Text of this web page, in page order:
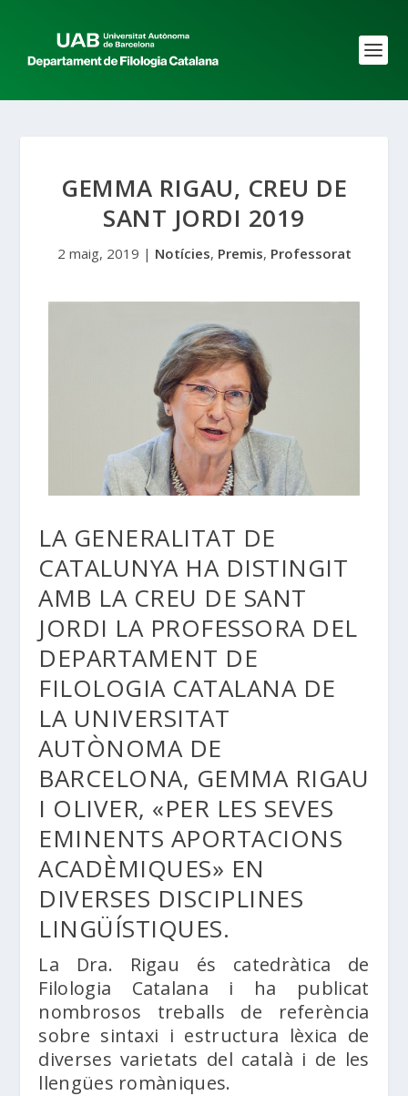
GEMMA RIGAU, CREU DE
SANT JORDI 2019
2 maig, 2019 | Notícies, Premis, Professorat
LA GENERALITAT DE
CATALUNYA HA DISTINGIT
AMB LA CREU DE SANT
JORDI LA PROFESSORA DEL
DEPARTAMENT DE
FILOLOGIA CATALANA DE
LA UNIVERSITAT
AUTÒNOMA DE
BARCELONA, GEMMA RIGAU
I OLIVER, «PER LES SEVES
EMINENTS APORTACIONS
ACADÈMIQUES» EN
DIVERSES DISCIPLINES
LINGÜÍSTIQUES.
La Dra. Rigau és catedràtica de
Filologia Catalana i ha publicat
nombrosos treballs de referència
sobre sintaxi i estructura lèxica de
diverses varietats del català i de les
llengües romàniques.